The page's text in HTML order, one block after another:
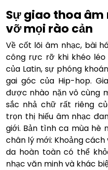
Sự giao thoa âm
vỡ mọi rào cản
Về cốt lõi âm nhạc, bài
công rực rỡ khi khéo
của Latin, sự phóng
gai góc của Hip-hop.
được nhào nặn vô cùng
sắc nhả chữ rất riêng
trọn thị hiếu âm nhạc
giới. Bản tình ca mùa hè
chân lý mới: Khoảng
da hoàn toàn có thể
nhạc văn minh và khác